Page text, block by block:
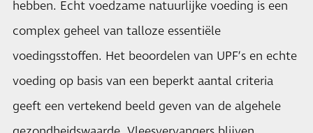
hebben. Echt voedzame natuurlijke voeding is een
complex geheel van talloze essentiële
voedingsstoffen. Het beoordelen van UPF’s en echte
voeding op basis van een beperkt aantal criteria
geeft een vertekend beeld geven van de algehele